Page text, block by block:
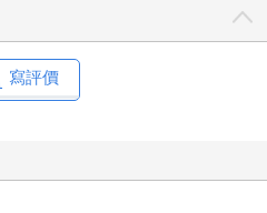
寫評價